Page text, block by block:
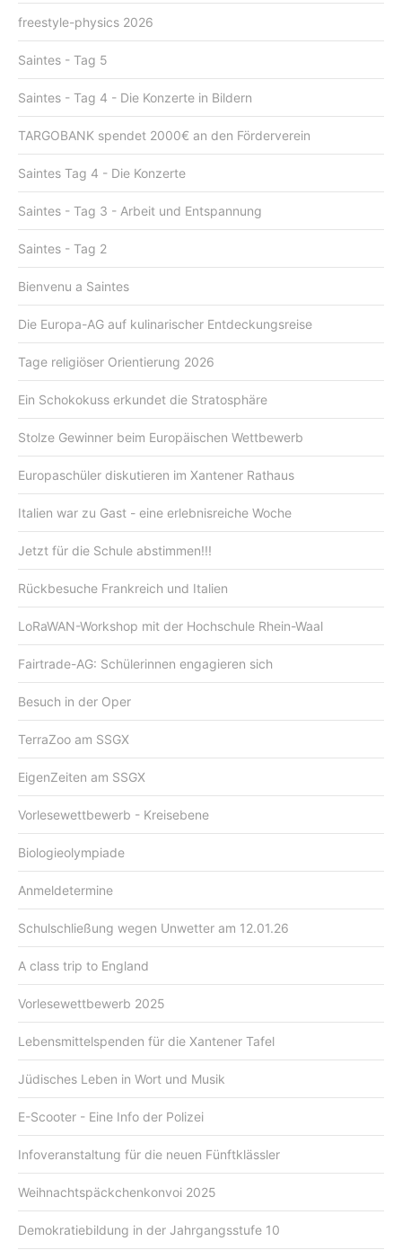
freestyle-physics 2026
Saintes - Tag 5
Saintes - Tag 4 - Die Konzerte in Bildern
TARGOBANK spendet 2000€ an den Förderverein
Saintes Tag 4 - Die Konzerte
Saintes - Tag 3 - Arbeit und Entspannung
Saintes - Tag 2
Bienvenu a Saintes
Die Europa-AG auf kulinarischer Entdeckungsreise
Tage religiöser Orientierung 2026
Ein Schokokuss erkundet die Stratosphäre
Stolze Gewinner beim Europäischen Wettbewerb
Europaschüler diskutieren im Xantener Rathaus
Italien war zu Gast - eine erlebnisreiche Woche
Jetzt für die Schule abstimmen!!!
Rückbesuche Frankreich und Italien
LoRaWAN-Workshop mit der Hochschule Rhein-Waal
Fairtrade-AG: Schülerinnen engagieren sich
Besuch in der Oper
TerraZoo am SSGX
EigenZeiten am SSGX
Vorlesewettbewerb - Kreisebene
Biologieolympiade
Anmeldetermine
Schulschließung wegen Unwetter am 12.01.26
A class trip to England
Vorlesewettbewerb 2025
Lebensmittelspenden für die Xantener Tafel
Jüdisches Leben in Wort und Musik
E-Scooter - Eine Info der Polizei
Infoveranstaltung für die neuen Fünftklässler
Weihnachtspäckchenkonvoi 2025
Demokratiebildung in der Jahrgangsstufe 10